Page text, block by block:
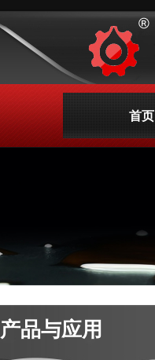
首页
产品与应用